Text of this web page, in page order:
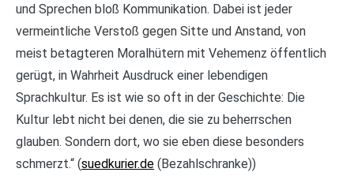
und Sprechen bloß Kommunikation. Dabei ist jeder
vermeintliche Verstoß gegen Sitte und Anstand, von
meist betagteren Moralhütern mit Vehemenz öffentlich
gerügt, in Wahrheit Ausdruck einer lebendigen
Sprachkultur. Es ist wie so oft in der Geschichte: Die
Kultur lebt nicht bei denen, die sie zu beherrschen
glauben. Sondern dort, wo sie eben diese besonders
schmerzt.“ (suedkurier.de (Bezahlschranke))